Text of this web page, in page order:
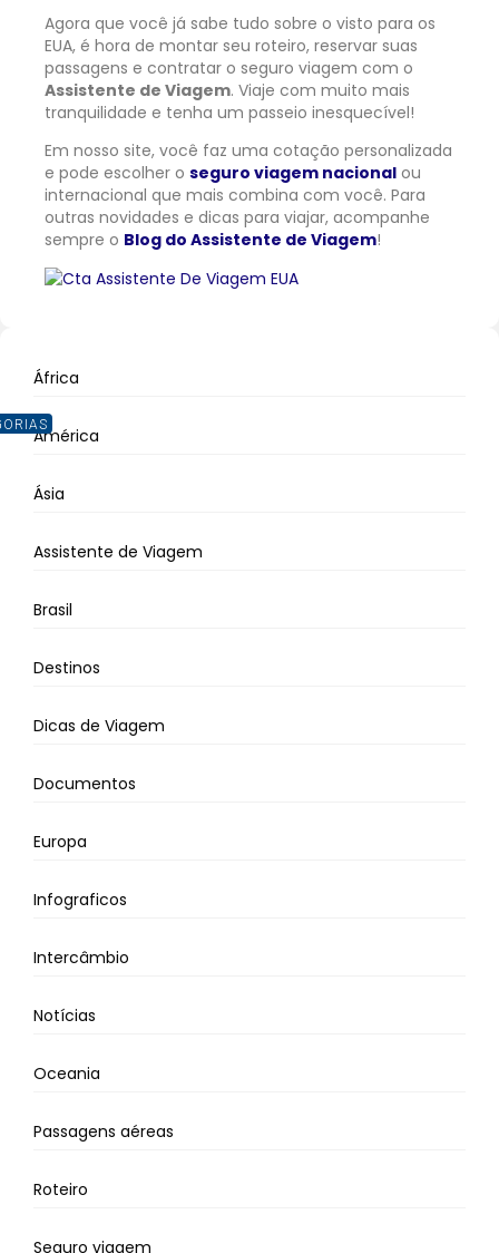
Agora que você já sabe tudo sobre o visto para os
EUA, é hora de montar seu roteiro, reservar suas
passagens e contratar o seguro viagem com o
Assistente de Viagem. Viaje com muito mais
tranquilidade e tenha um passeio inesquecível!
Em nosso site, você faz uma cotação personalizada
e pode escolher o seguro viagem nacional ou
internacional que mais combina com você. Para
outras novidades e dicas para viajar, acompanhe
sempre o Blog do Assistente de Viagem!
África
América
Ásia
Assistente de Viagem
Brasil
Destinos
Dicas de Viagem
Documentos
Europa
Infograficos
Intercâmbio
Notícias
Oceania
Passagens aéreas
Roteiro
Seguro viagem